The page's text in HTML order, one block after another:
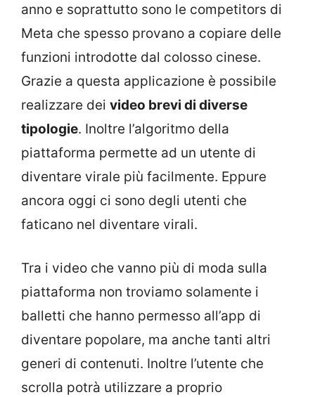
anno e soprattutto sono le competitors di
Meta che spesso provano a copiare delle
funzioni introdotte dal colosso cinese.
Grazie a questa applicazione è possibile
realizzare dei video brevi di diverse
tipologie. Inoltre l’algoritmo della
piattaforma permette ad un utente di
diventare virale più facilmente. Eppure
ancora oggi ci sono degli utenti che
faticano nel diventare virali.
Tra i video che vanno più di moda sulla
piattaforma non troviamo solamente i
balletti che hanno permesso all’app di
diventare popolare, ma anche tanti altri
generi di contenuti. Inoltre l’utente che
scrolla potrà utilizzare a proprio